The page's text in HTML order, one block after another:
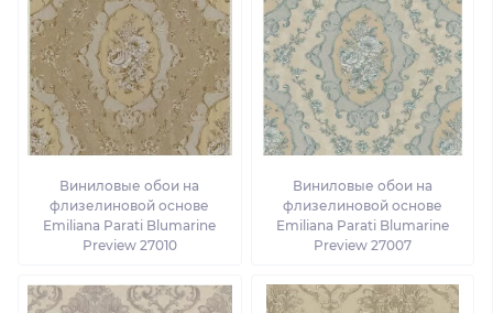
Виниловые обои на
флизелиновой основе
Emiliana Parati Blumarine
Preview 27010
Виниловые обои на
флизелиновой основе
Emiliana Parati Blumarine
Preview 27007